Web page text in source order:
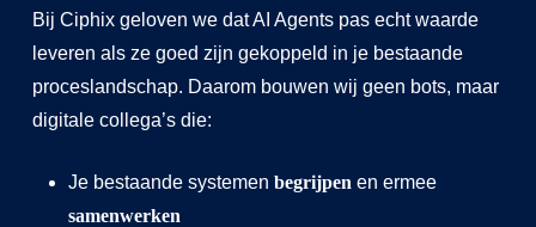
Bij Ciphix geloven we dat AI Agents pas echt waarde
leveren als ze goed zijn gekoppeld in je bestaande
proceslandschap. Daarom bouwen wij geen bots, maar
digitale collega’s die:
Je bestaande systemen begrijpen en ermee
samenwerken